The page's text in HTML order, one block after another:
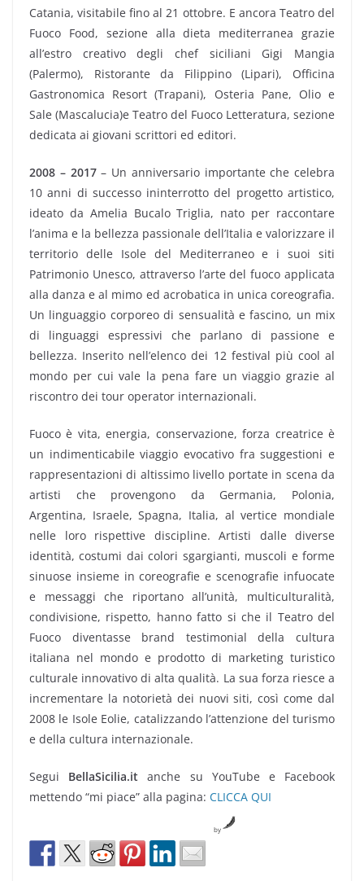
Catania, visitabile fino al 21 ottobre. E ancora Teatro del
Fuoco Food, sezione alla dieta mediterranea grazie
all’estro creativo degli chef siciliani Gigi Mangia
(Palermo), Ristorante da Filippino (Lipari), Officina
Gastronomica Resort (Trapani), Osteria Pane, Olio e
Sale (Mascalucia)e Teatro del Fuoco Letteratura, sezione
dedicata ai giovani scrittori ed editori.
2008 – 2017– Un anniversario importante che celebra
10 anni di successo ininterrotto del progetto artistico,
ideato da Amelia Bucalo Triglia, nato per raccontare
l’anima e la bellezza passionale dell’Italia e valorizzare il
territorio delle Isole del Mediterraneo e i suoi siti
Patrimonio Unesco, attraverso l’arte del fuoco applicata
alla danza e al mimo ed acrobatica in unica coreografia.
Un linguaggio corporeo di sensualità e fascino, un mix
di linguaggi espressivi che parlano di passione e
bellezza. Inserito nell’elenco dei 12 festival più cool al
mondo per cui vale la pena fare un viaggio grazie al
riscontro dei tour operator internazionali.
Fuoco è vita, energia, conservazione, forza creatrice è
un indimenticabile viaggio evocativo fra suggestioni e
rappresentazioni di altissimo livello portate in scena da
artisti che provengono da Germania, Polonia,
Argentina, Israele, Spagna, Italia, al vertice mondiale
nelle loro rispettive discipline. Artisti dalle diverse
identità, costumi dai colori sgargianti, muscoli e forme
sinuose insieme in coreografie e scenografie infuocate
e messaggi che riportano all’unità, multiculturalità,
condivisione, rispetto, hanno fatto si che il Teatro del
Fuoco diventasse brand testimonial della cultura
italiana nel mondo e prodotto di marketing turistico
culturale innovativo di alta qualità. La sua forza riesce a
incrementare la notorietà dei nuovi siti, così come dal
2008 le Isole Eolie, catalizzando l’attenzione del turismo
e della cultura internazionale.
Segui BellaSicilia.it anche su YouTube e Facebook
mettendo “mi piace” alla pagina: CLICCA QUI
by